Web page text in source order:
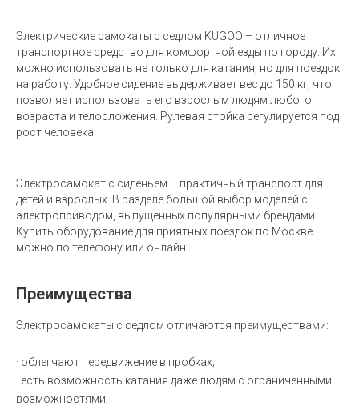
Электрические самокаты с седлом KUGOO – отличное
транспортное средство для комфортной езды по городу. Их
можно использовать не только для катания, но для поездок
на работу. Удобное сидение выдерживает вес до 150 кг, что
позволяет использовать его взрослым людям любого
возраста и телосложения. Рулевая стойка регулируется под
рост человека.
Электросамокат с сиденьем – практичный транспорт для
детей и взрослых. В разделе большой выбор моделей с
электроприводом, выпущенных популярными брендами.
Купить оборудование для приятных поездок по Москве
можно по телефону или онлайн.
Преимущества
Электросамокаты с седлом отличаются преимуществами:
· облегчают передвижение в пробках;
· есть возможность катания даже людям с ограниченными
возможностями;